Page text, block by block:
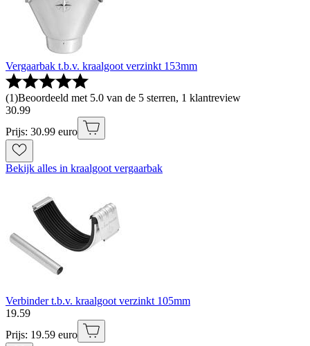
Vergaarbak t.b.v. kraalgoot verzinkt 153mm
(1)Beoordeeld met 5.0 van de 5 sterren, 1 klantreview
30.99
Prijs: 30.99 euro
Bekijk alles in kraalgoot vergaarbak
Verbinder t.b.v. kraalgoot verzinkt 105mm
19.59
Prijs: 19.59 euro